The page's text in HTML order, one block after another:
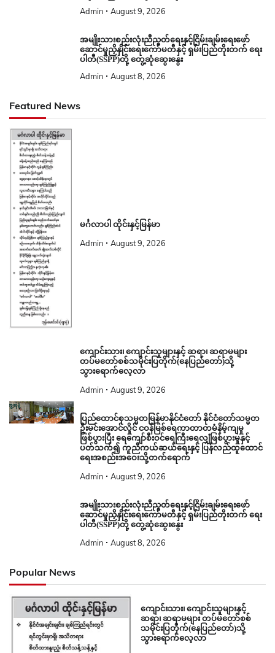
Admin August 9, 2026
အမျိုးသားစည်းလုံးညီညွတ်ရေးနှင့်ငြိမ်းချမ်းရေးဖော်
ဆောင်မှုညှိနှိုင်းရေးကော်မတီနှင့် ရှမ်းပြည်တိုးတက် ရေး
ပါတီ(SSPP)တို့ တွေ့ဆုံဆွေးနွေး
Admin August 8, 2026
Featured News
မင်္ဂလာပါ ထိုင်းနှင့်မြန်မာ
Admin August 9, 2026
ကျောင်းသား၊ ကျောင်းသူများနှင့် ဆရာ၊ ဆရာမများ
တပ်မတော်စစ်သမိုင်းပြတိုက်(နေပြည်တော်)သို့
သွားရောက်လေ့လာ
Admin August 9, 2026
ပြည်ထောင်စုသမ္မတမြန်မာနိုင်ငံတော် နိုင်ငံတော်သမ္မတ
ဦးမင်းအောင်လှိုင် ငဝန်မြစ်ရေကာတာတမံနိမ့်ကျမှု
ဖြစ်ပွားပြီး ရေကျော်စီးဝင်ရေကြီးရေလျှံဖြစ်ပွားမှုနှင့်
ပတ်သက်၍ ကူညီကယ်ဆယ်ရေးနှင့် ပြန်လည်ထူထောင်
ရေးအစည်းအဝေးသို့တက်ရောက်
Admin August 9, 2026
အမျိုးသားစည်းလုံးညီညွတ်ရေးနှင့်ငြိမ်းချမ်းရေးဖော်
ဆောင်မှုညှိနှိုင်းရေးကော်မတီနှင့် ရှမ်းပြည်တိုးတက် ရေး
ပါတီ(SSPP)တို့ တွေ့ဆုံဆွေးနွေး
Admin August 8, 2026
Popular News
ကျောင်းသား၊ ကျောင်းသူများနှင့်
ဆရာ၊ ဆရာမများ တပ်မတော်စစ်
သမိုင်းပြတိုက်(နေပြည်တော်)သို့
သွားရောက်လေ့လာ